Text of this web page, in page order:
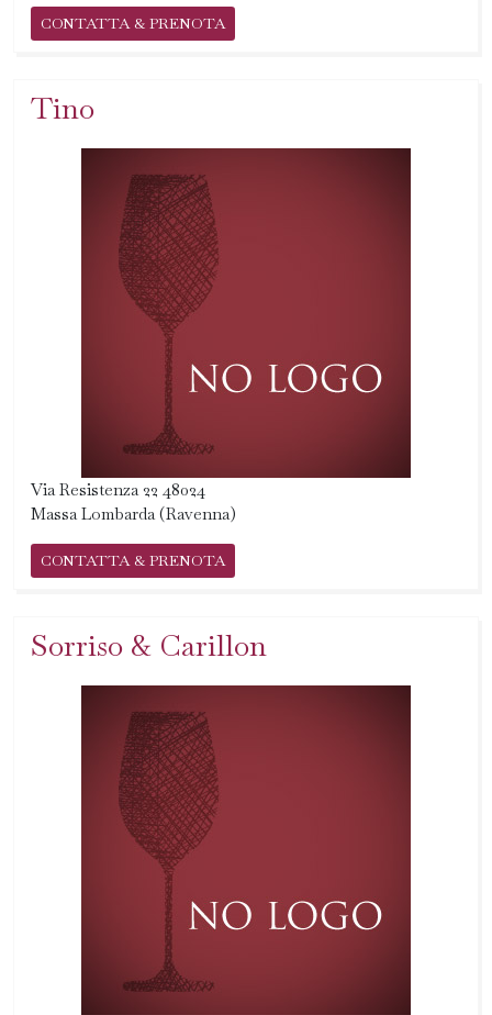
CONTATTA & PRENOTA
Tino
Via Resistenza 22 48024
Massa Lombarda (Ravenna)
CONTATTA & PRENOTA
Sorriso & Carillon